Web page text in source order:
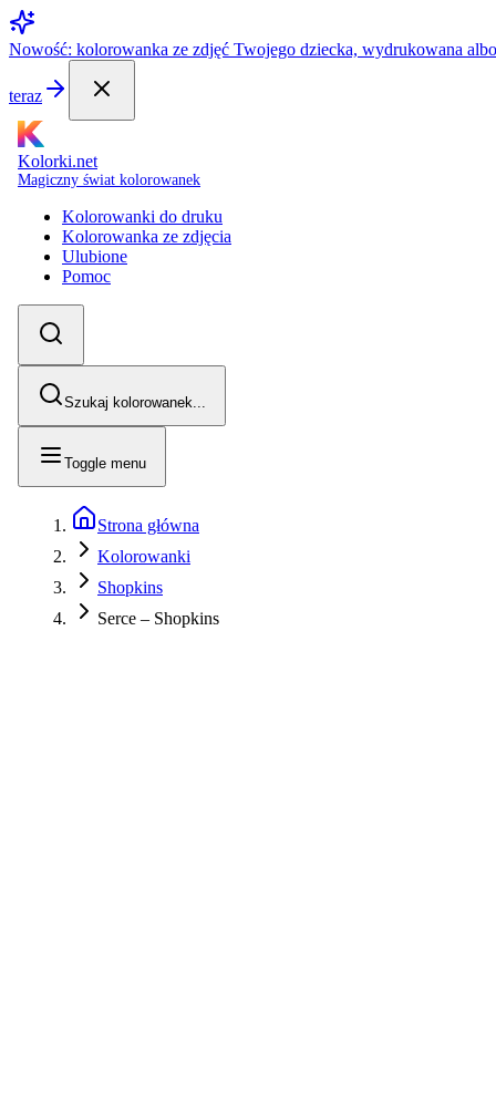
Nowość: kolorowanka ze zdjęć Twojego dziecka, wydrukowana
teraz
Kolorki.net
Magiczny świat kolorowanek
Kolorowanki do druku
Kolorowanka ze zdjęcia
Ulubione
Pomoc
Szukaj kolorowanek...
Toggle menu
Strona główna
Kolorowanki
Shopkins
Serce – Shopkins